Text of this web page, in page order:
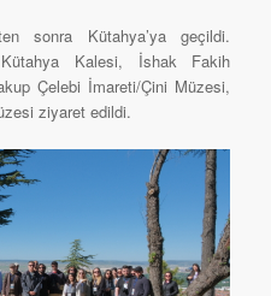
sonra Kütahya’ya geçildi.
Kütahya Kalesi, İshak Fakih
Çelebi İmareti/Çini Müzesi,
ziyaret edildi.